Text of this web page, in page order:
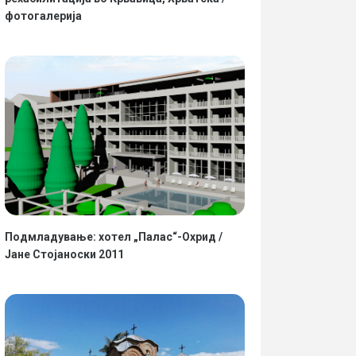
фотогалерија
Подмладување: хотел „Палас“-Охрид /
Јане Стојаноски 2011